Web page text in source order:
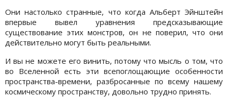
Они настолько странные, что когда Альберт Эйнштейн
впервые вывел уравнения предсказывающие
существование этих монстров, он не поверил, что они
действительно могут быть реальными.
И вы не можете его винить, потому что мысль о том, что
во Вселенной есть эти всепоглощающие особенности
пространства-времени, разбросанные по всему нашему
космическому пространству, довольно трудно принять.